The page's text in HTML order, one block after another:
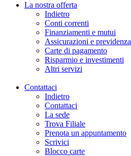
La nostra offerta
Indietro
Conti correnti
Finanziamenti e mutui
Assicurazioni e previdenza
Carte di pagamento
Risparmio e investimenti
Altri servizi
Contattaci
Indietro
Contattaci
La sede
Trova Filiale
Prenota un appuntamento
Scrivici
Blocco carte